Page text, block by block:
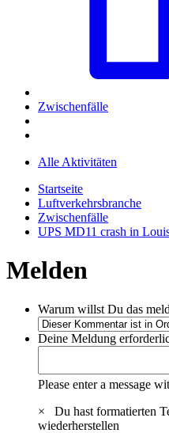
Zwischenfälle
Alle Aktivitäten
Startseite
Luftverkehrsbranche
Zwischenfälle
UPS MD11 crash in
Melden
Warum willst Du das
Deine Meldung
Please enter a message
×
Du hast formatierten
wiederherstellen